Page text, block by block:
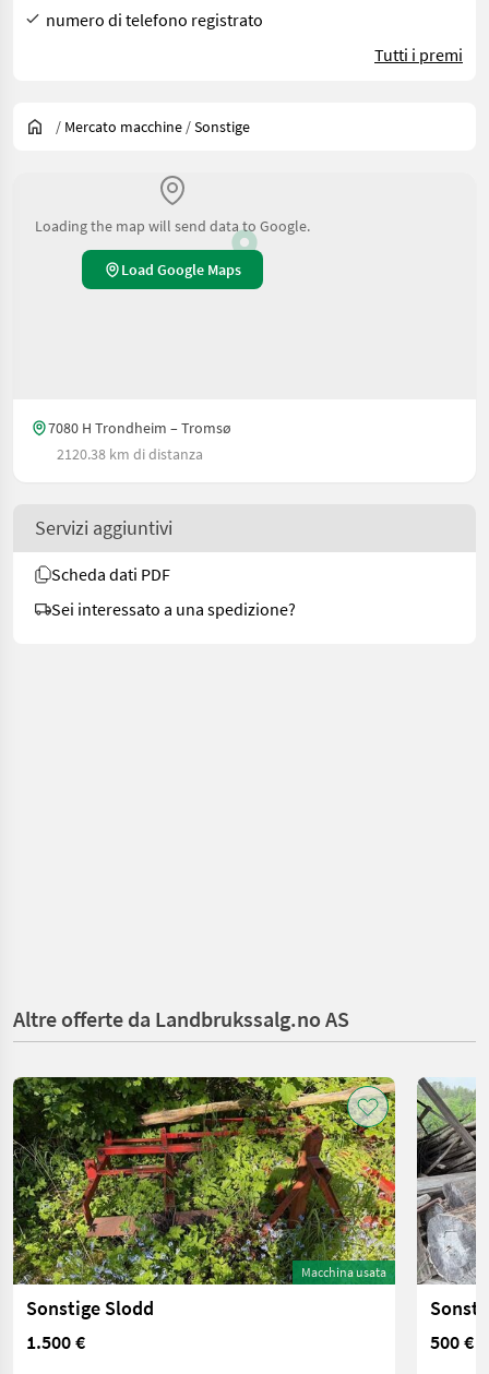
numero di telefono registrato
Tutti i premi
/ Mercato macchine /Sonstige
Loading the map will send data to Google.
Load Google Maps
7080 H Trondheim – Tromsø
2120.38 km di distanza
Servizi aggiuntivi
Scheda dati PDF
Sei interessato a una spedizione?
Altre offerte da Landbrukssalg.no AS
Macchina usata
Sonstige Slodd
1.500 €
500 €